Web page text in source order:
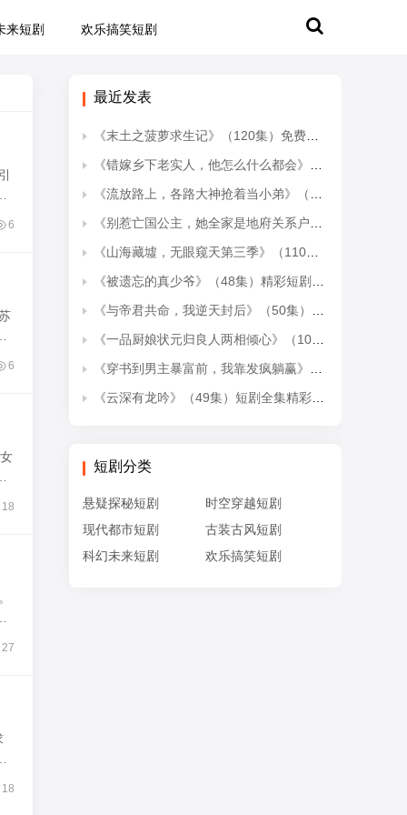
来短剧 欢乐搞笑短剧
6
6
18
27
18
最近发表
《末土之菠萝求生记》（120集）免费短剧完整版在线赏
《错嫁乡下老实人，他怎么什么都会》（50集）一口气追完热门短剧
《流放路上，各路大神抢着当小弟》（52集）热门短剧在线追全集
《别惹亡国公主，她全家是地府关系户》（33集）短剧全集畅快看不停
《山海藏墟，无眼窥天第三季》（110集）免费短剧全集一口气看
《被遗忘的真少爷》（48集）精彩短剧在线一睹为快
《与帝君共命，我逆天封后》（50集）短剧精彩剧情连着看
《一品厨娘状元归良人两相倾心》（108集）超火短剧一口气追完
《穿书到男主暴富前，我靠发疯躺赢》（80集）速看短剧全集精彩不停
《云深有龙吟》（49集）短剧全集精彩不容错过看
短剧分类
悬疑探秘短剧
时空穿越短剧
现代都市短剧
古装古风短剧
科幻未来短剧
欢乐搞笑短剧